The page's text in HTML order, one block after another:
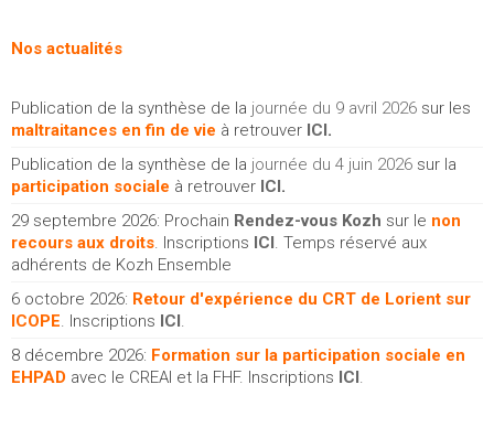
Nos actualités
Publication de la synthèse de la journée du 9 avril 2026 sur les
maltraitances en fin de vie à retrouver ICI .
Publication de la synthèse de la journée du 4 juin 2026 sur la
participation sociale à retrouver ICI .
29 septembre 2026: Prochain Rendez-vous Kozh sur le non
recours aux droits. Inscriptions ICI . Temps réservé aux
adhérents de Kozh Ensemble
6 octobre 2026: Retour d'expérience du CRT de Lorient sur
ICOPE. Inscriptions ICI .
8 décembre 2026: Formation sur la participation sociale en
EHPAD avec le CREAI et la FHF. Inscriptions ICI .